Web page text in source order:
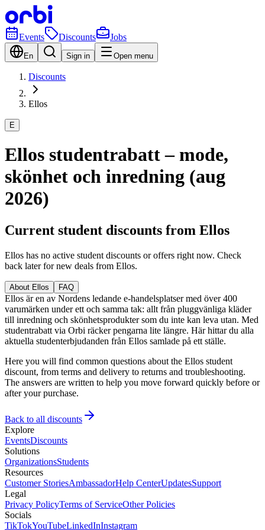
Events Discounts Jobs
En Sign in Open menu
Discounts
Ellos
E
Ellos studentrabatt – mode,
skönhet och inredning (aug
2026)
Current student discounts from Ellos
Ellos has no active student discounts or offers right now. Check
back later for new deals from Ellos.
About Ellos FAQ
Ellos är en av Nordens ledande e-handelsplatser med över 400
varumärken under ett och samma tak: allt från pluggvänliga kläder
till inredning och skönhetsprodukter som du inte kan leva utan. Med
studentrabatt via Orbi räcker pengarna lite längre. Här hittar du alla
aktuella studenterbjudanden från Ellos samlade på ett ställe.
Here you will find common questions about the Ellos student
discount, from terms and delivery to returns and troubleshooting.
The answers are written to help you move forward quickly before or
after your purchase.
Back to all discounts
Explore
EventsDiscounts
Solutions
OrganizationsStudents
Resources
Customer StoriesAmbassadorHelp CenterUpdatesSupport
Legal
Privacy PolicyTerms of ServiceOther Policies
Socials
TikTokYouTubeLinkedInInstagram